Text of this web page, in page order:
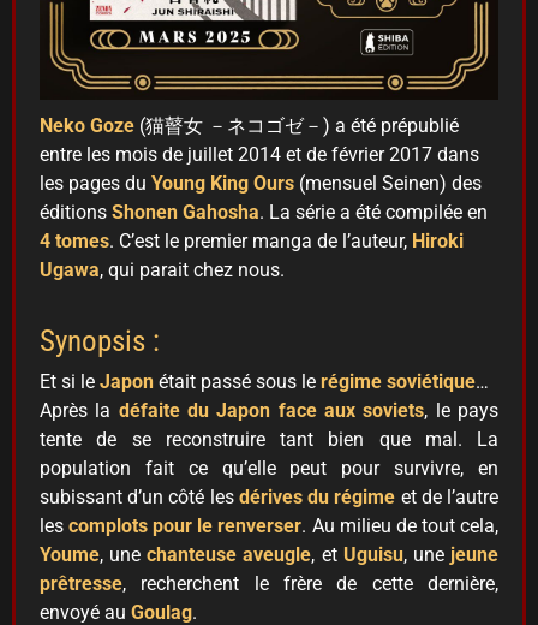
Neko Goze (猫瞽女 －ネコゴゼ－) a été prépublié
entre les mois de juillet 2014 et de février 2017 dans
les pages du Young King Ours (mensuel Seinen) des
éditions Shonen Gahosha. La série a été compilée en
4 tomes. C’est le premier manga de l’auteur, Hiroki
Ugawa, qui parait chez nous.
Synopsis :
Et si le Japon était passé sous le régime soviétique…
Après la défaite du Japon face aux soviets, le pays
tente de se reconstruire tant bien que mal. La
population fait ce qu’elle peut pour survivre, en
subissant d’un côté les dérives du régime et de l’autre
lescomplots pour le renverser. Au milieu de tout cela,
Youme, une chanteuse aveugle, et Uguisu, une jeune
prêtresse, recherchent le frère de cette dernière,
envoyé au Goulag.